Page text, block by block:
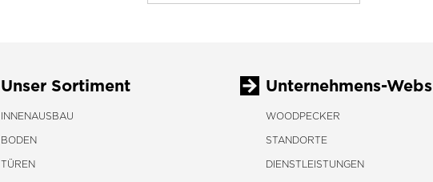
Unser Sortiment
INNENAUSBAU
BODEN
TÜREN
Unternehmens-
WOODPECKER
STANDORTE
DIENSTLEISTUNGEN